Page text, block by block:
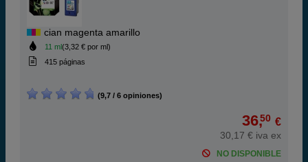
cian magenta amarillo
11 ml(3,32 € por ml)
415 páginas
(9,7 / 6 opiniones)
36,50 €
30,17 € iva ex
NO DISPONIBLE